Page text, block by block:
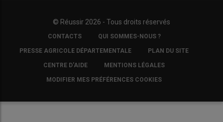
© Réussir 2026 - Tous droits réservés
COPYRIGHTCONTACTS QUI SOMMES-NOUS ?
PRESSE AGRICOLE DÉPARTEMENTALE PLAN DU SITE
CENTRE D'AIDE MENTIONS LÉGALES
MODIFIER MES PRÉFÉRENCES COOKIES